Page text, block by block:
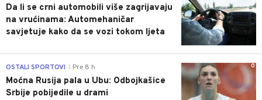
Da li se crni automobili više zagrijavaju
na vrućinama: Automehaničar
savjetuje kako da se vozi tokom ljeta
0
OSTALI SPORTOVI Pre 8 h
Moćna Rusija pala u Ubu: Odbojkašice
Srbije pobijedile u drami